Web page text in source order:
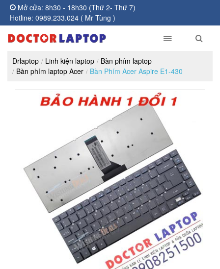
Mở cửa: 8h30 - 18h30 (Thứ 2- Thứ 7)
Hotline: 0989.233.024 ( Mr Tùng )
Drlaptop Linh kiện laptop
Bàn phím laptop
Bàn phím laptop Acer
Bàn Phím Acer Aspire E1-430